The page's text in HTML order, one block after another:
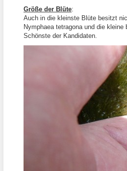
Größe der Blüte:
Auch in die kleinste Blüte besitzt
Nymphaea tetragona und die
Schönste der Kandidaten.